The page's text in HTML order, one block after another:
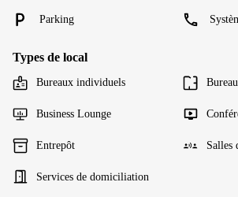
Parking
Types de local
Bureaux individuels
Business Lounge
Entrepôt Salles
Services de domiciliation